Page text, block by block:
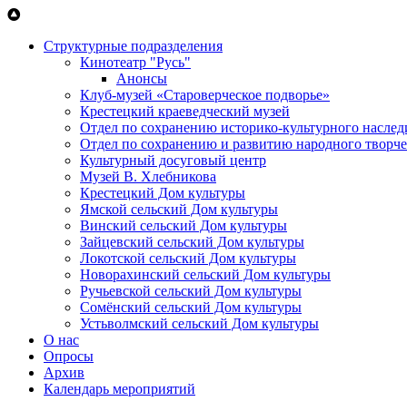
Перейти к основному содержанию
Структурные подразделения
Кинотеатр "Русь"
Анонсы
Клуб-музей «Староверческое подворье»
Крестецкий краеведческий музей
Отдел по сохранению историко-культурного
Отдел по сохранению и развитию народного
Культурный досуговый центр
Музей В. Хлебникова
Крестецкий Дом культуры
Ямской сельский Дом культуры
Винский сельский Дом культуры
Зайцевский сельский Дом культуры
Локотской сельский Дом культуры
Новорахинский сельский Дом культуры
Ручьевской сельский Дом культуры
Сомёнский сельский Дом культуры
Устьволмский сельский Дом культуры
О нас
Опросы
Архив
Календарь мероприятий